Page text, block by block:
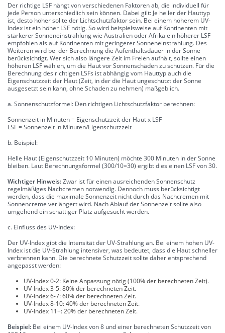
Der richtige LSF hängt von verschiedenen Faktoren ab, die individuell für
jede Person unterschiedlich sein können. Dabei gilt: Je heller der Hauttyp
ist, desto höher sollte der Lichtschutzfaktor sein. Bei einem höherem UV-
Index ist ein höher LSF nötig. So wird beispielsweise auf Kontinenten mit
stärkerer Sonneneinstrahlung wie Australien oder Afrika ein höherer LSF
empfohlen als auf Kontinenten mit geringerer Sonneneinstrahlung. Des
Weiteren wird bei der Berechnung die Aufenthaltsdauer in der Sonne
berücksichtigt. Wer sich also längere Zeit im Freien aufhält, sollte einen
höheren LSF wählen, um die Haut vor Sonnenschäden zu schützen. Für die
Berechnung des richtigen LSFs ist abhängig vom Hauttyp auch die
Eigenschutzzeit der Haut (Zeit, in der die Haut ungeschützt der Sonne
ausgesetzt sein kann, ohne Schaden zu nehmen) maßgeblich.
a. Sonnenschutzformel: Den richtigen Lichtschutzfaktor berechnen:
Sonnenzeit in Minuten = Eigenschutzzeit der Haut x LSF
LSF = Sonnenzeit in Minuten/Eigenschutzzeit
b. Beispiel:
Helle Haut (Eigenschutzzeit 10 Minuten) möchte 300 Minuten in der Sonne
bleiben. Laut Berechnungsformel (300/10=30) ergibt dies einen LSF von 30.
Wichtiger Hinweis:Zwar ist für einen ausreichenden Sonnenschutz
regelmäßiges Nachcremen notwendig. Dennoch muss berücksichtigt
werden, dass die maximale Sonnenzeit nicht durch das Nachcremen mit
Sonnencreme verlängert wird. Nach Ablauf der Sonnenzeit sollte also
umgehend ein schattiger Platz aufgesucht werden.
c. Einfluss des UV-Index:
Der UV-Index gibt die Intensität der UV-Strahlung an. Bei einem hohen UV-
Index ist die UV-Strahlung intensiver, was bedeutet, dass die Haut schneller
verbrennen kann. Die berechnete Schutzzeit sollte daher entsprechend
angepasst werden:
UV-Index 0-2: Keine Anpassung nötig (100% der berechneten Zeit).
UV-Index 3-5: 80% der berechneten Zeit.
UV-Index 6-7: 60% der berechneten Zeit.
UV-Index 8-10: 40% der berechneten Zeit.
UV-Index 11+: 20% der berechneten Zeit.
Beispiel: Bei einem UV-Index von 8 und einer berechneten Schutzzeit von